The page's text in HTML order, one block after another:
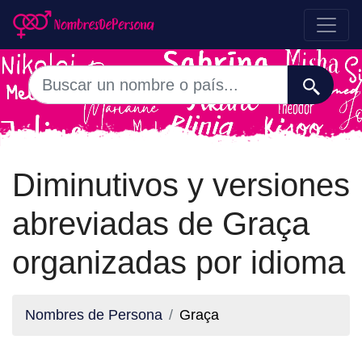
Diminutivos y versiones
abreviadas de Graça
organizadas por idioma
Nombres de Persona Graça